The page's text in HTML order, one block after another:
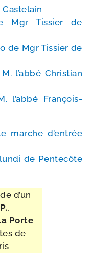
Castelain
Mgr Tissier de
de Mgr Tissier de
l’ab­bé Christian
l’ab­bé François-​
marche d’en­trée
de Pentecôte
d’un
,
Porte
de